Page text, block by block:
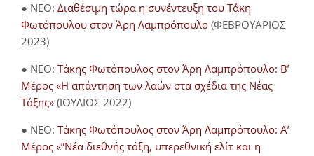
● NEO: Διαθέσιμη τώρα η συνέντευξη του Τάκη
Φωτόπουλου στον Άρη Λαμπρόπουλο (ΦΕΒΡΟΥΑΡΙΟΣ
2023)
● NEO: Τάκης Φωτόπουλος στον Άρη Λαμπρόπουλο: Β’
Μέρος «Η απάντηση των λαών στα σχέδια της Νέας
Τάξης» (ΙΟΥΛΙΟΣ 2022)
● NEO: Τάκης Φωτόπουλος στον Άρη Λαμπρόπουλο: Α’
Μέρος «”Νέα διεθνής τάξη, υπερεθνική ελίτ και η